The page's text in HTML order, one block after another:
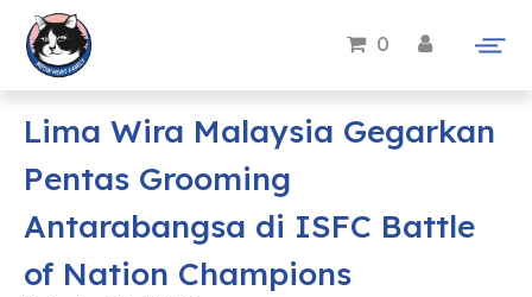
0
Lima Wira Malaysia Gegarkan
Pentas Grooming
Antarabangsa di ISFC Battle
of Nation Champions